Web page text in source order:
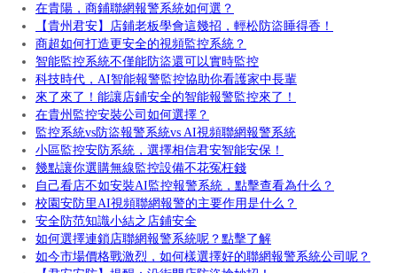
在貴陽，商鋪聯網報警系統如何選？
【貴州君安】店鋪老板學會這幾招，輕松防盜睡得香！
商超如何打造更安全的視頻監控系統？
智能監控系統不僅能防盜還可以實時監控
科技時代，AI智能報警監控協助你看護家中長輩
來了來了！能讓店鋪安全的智能報警監控來了！
在貴州監控安裝公司如何選擇？
監控系統vs防盜報警系統vs AI視頻聯網報警系統
小區監控安防系統，選擇相信君安智能安保！
幾點讓你選購無線監控設備不花冤枉錢
自己看店不如安裝AI監控報警系統，點擊查看為什么？
校園安防里AI視頻聯網報警的主要作用是什么？
安全防范知識小結之店鋪安全
如何選擇連鎖店聯網報警系統呢？點擊了解
如今市場價格戰激烈，如何樣選擇好的聯網報警系統公司呢？